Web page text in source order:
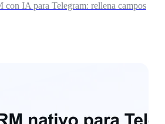
con IA para Telegram: rellena campos